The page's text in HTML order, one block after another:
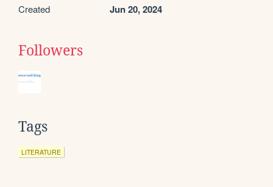
Created Jun 20, 2024
Followers
Tags
LITERATURE